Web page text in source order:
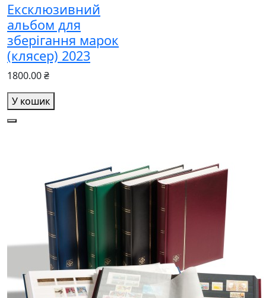
Ексклюзивний
альбом для
зберігання марок
(клясер) 2023
1800.00 ₴
У кошик